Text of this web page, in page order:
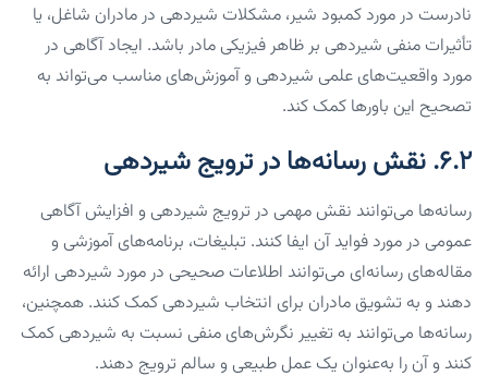
نادرست در مورد کمبود شیر، مشکلات شیردهی در مادران شاغل، یا
تأثیرات منفی شیردهی بر ظاهر فیزیکی مادر باشد. ایجاد آگاهی در
مورد واقعیت‌های علمی شیردهی و آموزش‌های مناسب می‌تواند به
تصحیح این باورها کمک کند.
۶.۲. نقش رسانه‌ها در ترویج شیردهی
رسانه‌ها می‌توانند نقش مهمی در ترویج شیردهی و افزایش آگاهی
عمومی در مورد فواید آن ایفا کنند. تبلیغات، برنامه‌های آموزشی و
مقاله‌های رسانه‌ای می‌توانند اطلاعات صحیحی در مورد شیردهی ارائه
دهند و به تشویق مادران برای انتخاب شیردهی کمک کنند. همچنین،
رسانه‌ها می‌توانند به تغییر نگرش‌های منفی نسبت به شیردهی کمک
کنند و آن را به‌عنوان یک عمل طبیعی و سالم ترویج دهند.